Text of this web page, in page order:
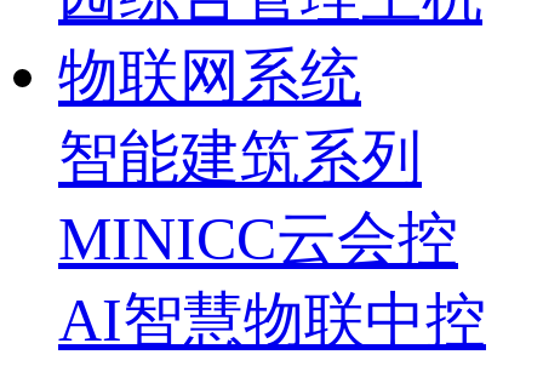
物联网系统
智能建筑系列
MINICC云会控
AI智慧物联中控